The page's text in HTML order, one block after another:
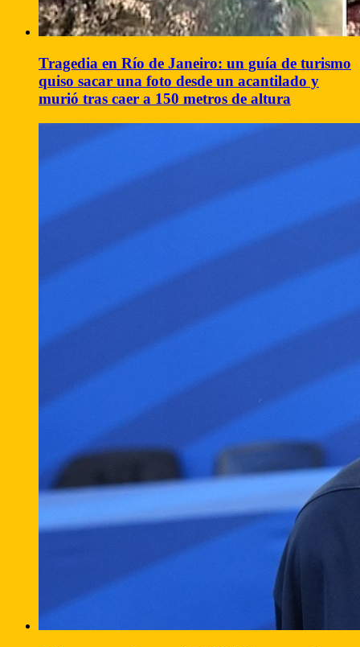
Tragedia en Río de Janeiro: un guía de turismo
quiso sacar una foto desde un acantilado y
murió tras caer a 150 metros de altura